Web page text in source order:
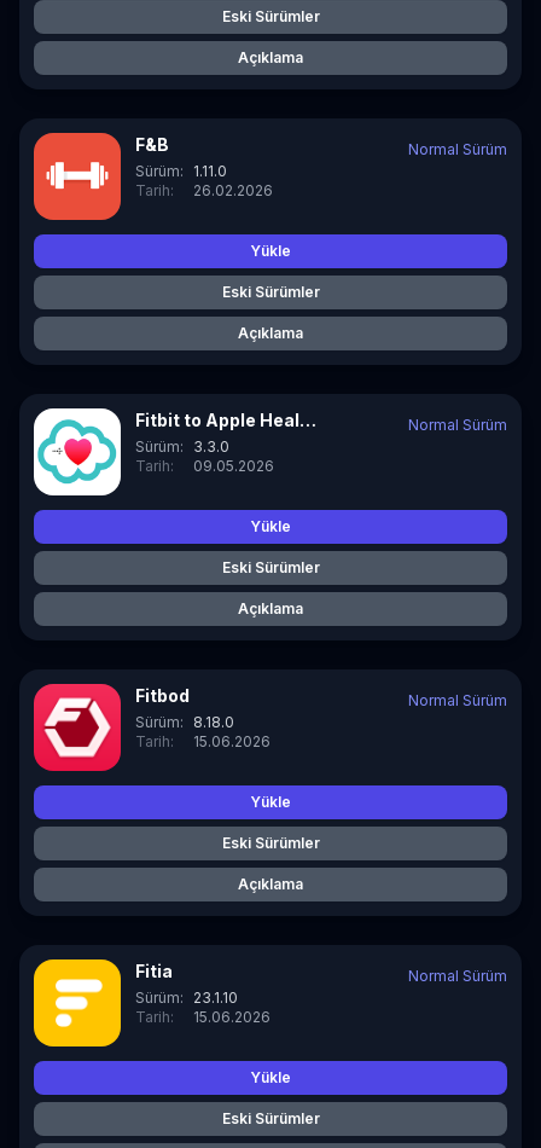
Eski Sürümler
Açıklama
F&B
Sürüm:
1.11.0
Tarih:
26.02.2026
Normal Sürüm
Yükle
Eski Sürümler
Açıklama
Fitbit to Apple Health
Sürüm:
3.3.0
Tarih:
09.05.2026
Normal Sürüm
Yükle
Eski Sürümler
Açıklama
Fitbod
Sürüm:
8.18.0
Tarih:
15.06.2026
Normal Sürüm
Yükle
Eski Sürümler
Açıklama
Fitia
Sürüm:
23.1.10
Tarih:
15.06.2026
Normal Sürüm
Yükle
Eski Sürümler